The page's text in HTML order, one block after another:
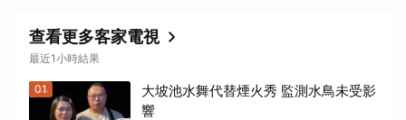
查看更多客家電視
最近1小時結果
01
大坡池水舞代替煙火秀 監測水鳥未受影
響
取消